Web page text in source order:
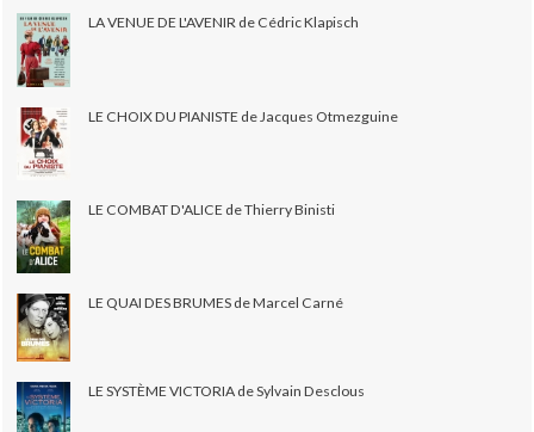
LA VENUE DE L'AVENIR de Cédric Klapisch
LE CHOIX DU PIANISTE de Jacques Otmezguine
LE COMBAT D'ALICE de Thierry Binisti
LE QUAI DES BRUMES de Marcel Carné
LE SYSTÈME VICTORIA de Sylvain Desclous